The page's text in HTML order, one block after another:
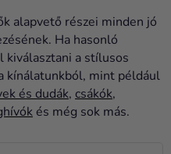
alapvető részei minden jó
Ha hasonló
a stílusos
kínálatunkból, mint például
és dudák, csákók,
és még sok más.